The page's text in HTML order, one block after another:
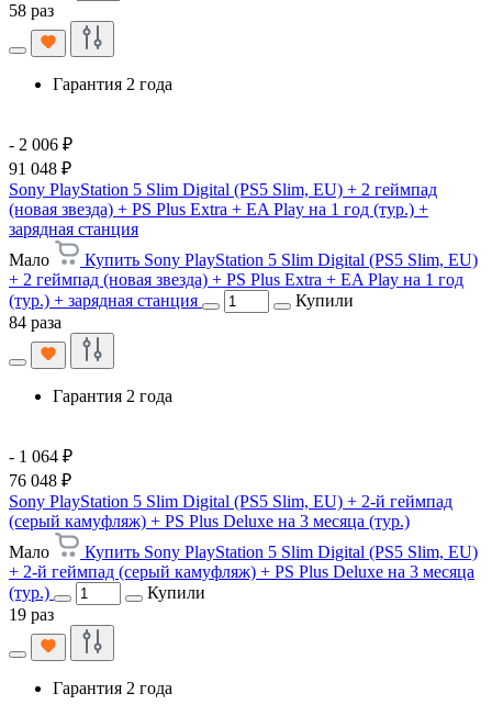
58 раз
Гарантия 2 года
- 2 006 ₽
91 048 ₽
Sony PlayStation 5 Slim Digital (PS5 Slim, EU) + 2 геймпад
(новая звезда) + PS Plus Extra + EA Play на 1 год (тур.) +
зарядная станция
Мало
Купить Sony PlayStation 5 Slim Digital (PS5 Slim, EU)
+ 2 геймпад (новая звезда) + PS Plus Extra + EA Play на 1 год
(тур.) + зарядная станция
Купили
84 раза
Гарантия 2 года
- 1 064 ₽
76 048 ₽
Sony PlayStation 5 Slim Digital (PS5 Slim, EU) + 2-й геймпад
(серый камуфляж) + PS Plus Deluxe на 3 месяца (тур.)
Мало
Купить Sony PlayStation 5 Slim Digital (PS5 Slim, EU)
+ 2-й геймпад (серый камуфляж) + PS Plus Deluxe на 3 месяца
(тур.)
Купили
19 раз
Гарантия 2 года